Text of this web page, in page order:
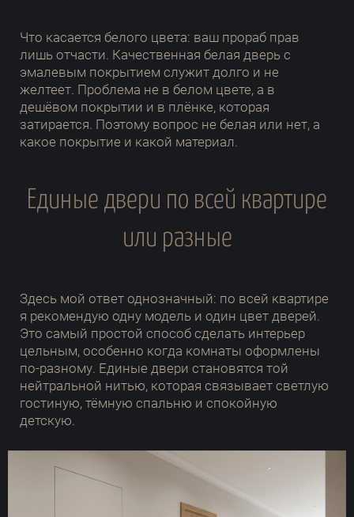
Что касается белого цвета: ваш прораб прав
лишь отчасти. Качественная белая дверь с
эмалевым покрытием служит долго и не
желтеет. Проблема не в белом цвете, а в
дешёвом покрытии и в плёнке, которая
затирается. Поэтому вопрос не белая или нет, а
какое покрытие и какой материал.
Единые двери по всей квартире
или разные
Здесь мой ответ однозначный: по всей квартире
я рекомендую одну модель и один цвет дверей.
Это самый простой способ сделать интерьер
цельным, особенно когда комнаты оформлены
по-разному. Единые двери становятся той
нейтральной нитью, которая связывает светлую
гостиную, тёмную спальню и спокойную
детскую.